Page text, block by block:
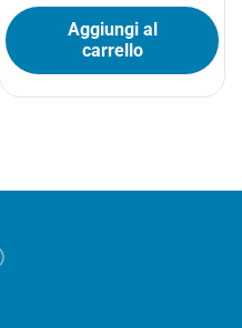
Aggiungi al
carrello